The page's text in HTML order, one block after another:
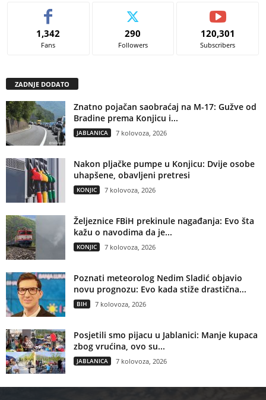
1,342
Fans
290
Followers
120,301
Subscribers
ZADNJE DODATO
Znatno pojačan saobraćaj na M-17: Gužve od
Bradine prema Konjicu i...
JABLANICA 7 kolovoza, 2026
Nakon pljačke pumpe u Konjicu: Dvije osobe
uhapšene, obavljeni pretresi
KONJIC 7 kolovoza, 2026
Željeznice FBiH prekinule nagađanja: Evo šta
kažu o navodima da je...
KONJIC 7 kolovoza, 2026
Poznati meteorolog Nedim Sladić objavio
novu prognozu: Evo kada stiže drastična...
BIH 7 kolovoza, 2026
Posjetili smo pijacu u Jablanici: Manje kupaca
zbog vrućina, ovo su...
JABLANICA 7 kolovoza, 2026